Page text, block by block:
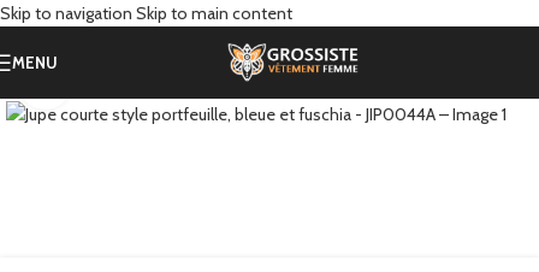
Skip to navigation Skip to main content
MENU